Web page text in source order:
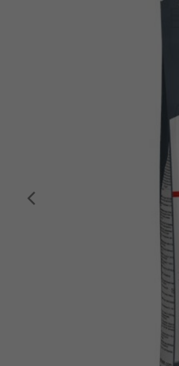
Anterior